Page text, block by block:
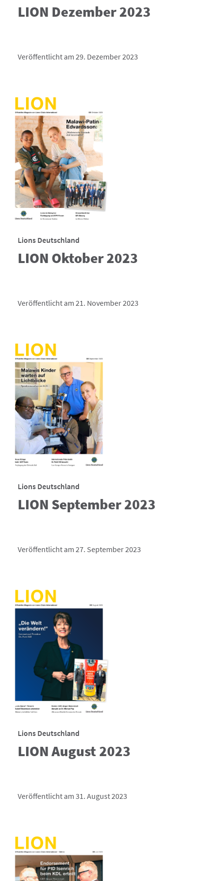
LION Dezember 2023
Veröffentlicht am 29. Dezember 2023
Lions Deutschland
LION Oktober 2023
Veröffentlicht am 21. November 2023
Lions Deutschland
LION September 2023
Veröffentlicht am 27. September 2023
Lions Deutschland
LION August 2023
Veröffentlicht am 31. August 2023